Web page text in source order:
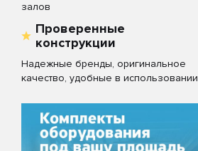
залов
Проверенные
конструкции
Надежные бренды, оригинальное
качество, удобные в использовании